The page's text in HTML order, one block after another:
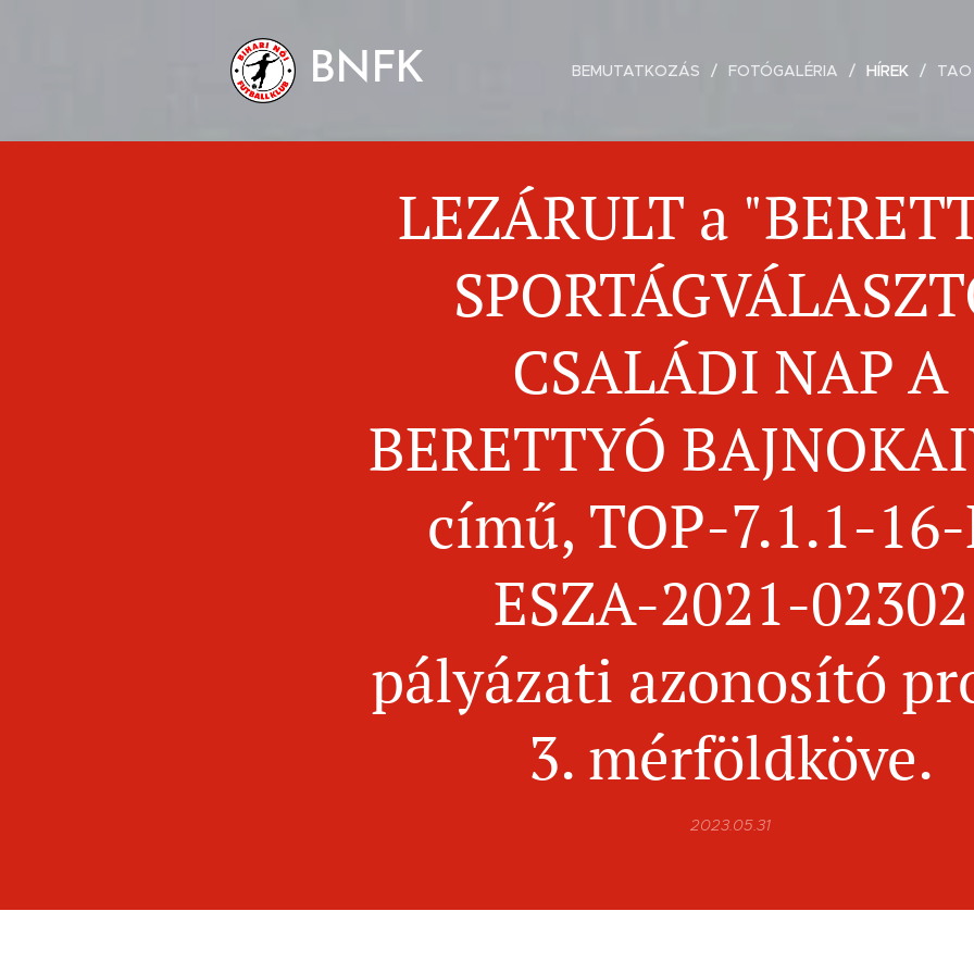
BNFK BEMUTATKOZÁS FOTÓGALÉRIA HÍREK TAO
LEZÁRULT a
CSALÁDI NAP A
BERETTYÓ
című, TOP-7.1.1-
ESZA-2021-02302
pályázati azonosító
3. mérföldköve.
2023.05.31